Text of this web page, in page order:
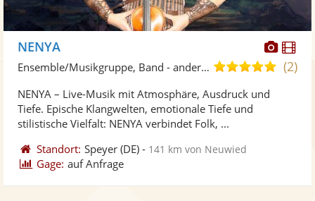
NENYA
4,9(2)
Ensemble/Musikgruppe, Band - andere Kulturen
NENYA – Live-Musik mit Atmosphäre, Ausdruck und
Tiefe. Epische Klangwelten, emotionale Tiefe und
stilistische Vielfalt: NENYA verbindet Folk, ...
Standort: Speyer (DE) - 141 km von Neuwied
Gage: auf Anfrage